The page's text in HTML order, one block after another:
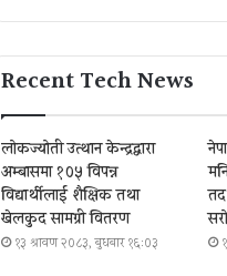
Recent Tech News
लोकज्योती उत्थान केन्द्रद्वारा
अम्बासमा १०५ विपन्न
विद्यार्थीलाई शैक्षिक तथा
खेलकुद सामग्री वितरण
१३ श्रावण २०८३, बुधबार १६:०३